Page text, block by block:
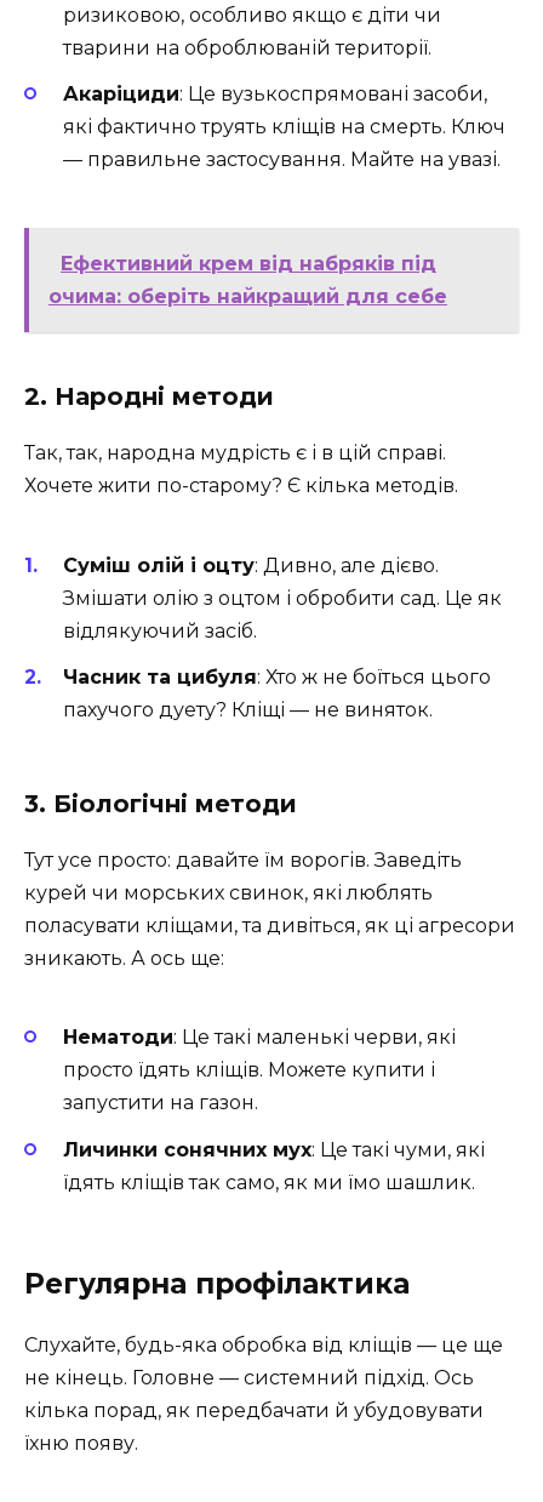
ризиковою, особливо якщо є діти чи
тварини на оброблюваній території.
Акаріциди: Це вузькоспрямовані засоби,
які фактично труять кліщів на смерть. Ключ
— правильне застосування. Майте на увазі.
Ефективний крем від набряків під
очима: оберіть найкращий для себе
2. Народні методи
Так, так, народна мудрість є і в цій справі.
Хочете жити по-старому? Є кілька методів.
Суміш олій і оцту: Дивно, але дієво.
Змішати олію з оцтом і обробити сад. Це як
відлякуючий засіб.
Часник та цибуля: Хто ж не боїться цього
пахучого дуету? Кліщі — не виняток.
3. Біологічні методи
Тут усе просто: давайте їм ворогів. Заведіть
курей чи морських свинок, які люблять
поласувати кліщами, та дивіться, як ці агресори
зникають. А ось ще:
Нематоди: Це такі маленькі черви, які
просто їдять кліщів. Можете купити і
запустити на газон.
Личинки сонячних мух: Це такі чуми, які
їдять кліщів так само, як ми їмо шашлик.
Регулярна профілактика
Слухайте, будь-яка обробка від кліщів — це ще
не кінець. Головне — системний підхід. Ось
кілька порад, як передбачати й убудовувати
їхню появу.